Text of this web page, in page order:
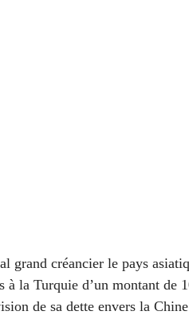
grand créancier le pays
à la Turquie d’un montant
de sa dette envers la